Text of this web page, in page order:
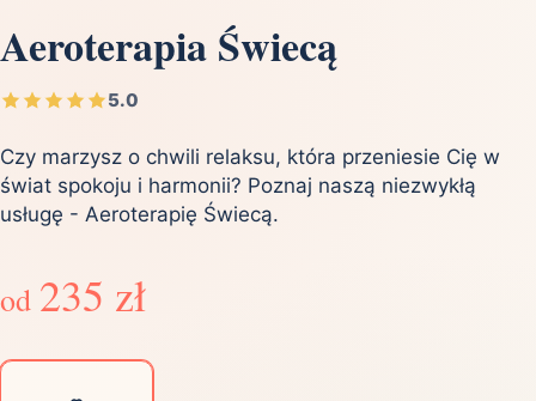
Aeroterapia Świecą
5.0
Czy marzysz o chwili relaksu, która przeniesie Cię w
świat spokoju i harmonii? Poznaj naszą niezwykłą
usługę - Aeroterapię Świecą.
od 235 zł